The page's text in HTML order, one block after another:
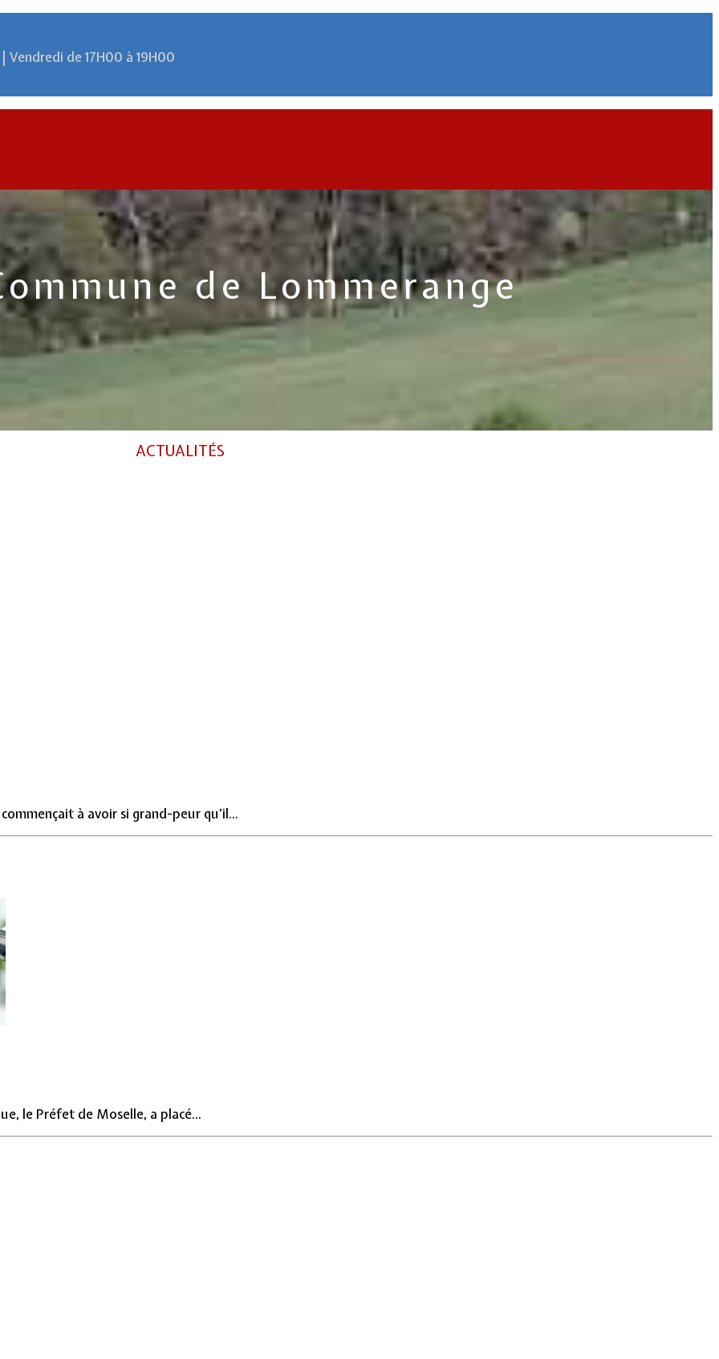
Vendredi de 17H00 à 19H00
de Lommerange
ACTUALITÉS
à avoir si grand-peur qu’il...
le Préfet de Moselle, a placé...